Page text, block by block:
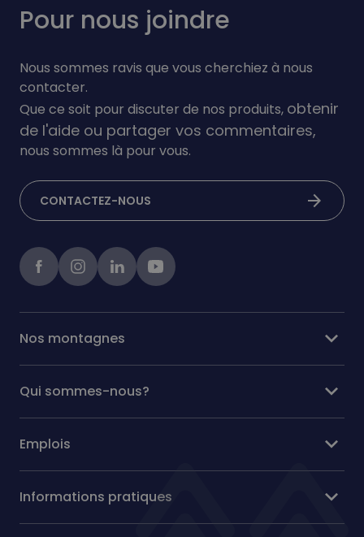
Pour nous joindre
Nous sommes ravis que vous cherchiez à nous
contacter.
Que ce soit pour discuter de nos produits, obtenir
de l'aide ou partager vos commentaires,
nous sommes là pour vous.
CONTACTEZ-NOUS arrow_forward
FacebookinstagramlinkedInYoutube
Nos montagnes expand_more
Qui sommes-nous? expand_more
Emplois expand_more
Informations pratiques expand_more